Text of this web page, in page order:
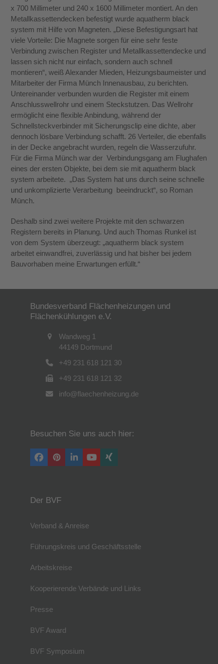
x 700 Millimeter und 240 x 1600 Millimeter montiert. An den
Metallkassettendecken befestigt wurde aquatherm black
system mit Hilfe von Magneten. „Diese Befestigungsart hat
viele Vorteile: Die Magnete sorgen für eine sehr feste
Verbindung zwischen Register und Metallkassettendecke und
lassen sich nicht nur einfach, sondern auch schnell
montieren“, weiß Alexander Mieden, Heizungsbaumeister und
Mitarbeiter der Firma Münch Innenausbau, zu berichten.
Untereinander verbunden wurden die Register mit einem
Anschlusswellrohr und einem Steckstutzen. Das Wellrohr
ermöglicht eine flexible Anbindung, während der
Schnellsteckverbinder mit Siche­rungsclip eine dichte, aber
dennoch lösbare Verbin­dung schafft. 26 Verteiler, die ebenfalls
in der De­cke angebracht wurden, regeln die Wasserzufuhr.
Für die Firma Münch war der Verbindungsgang am Flughafen
eines der ersten Objekte, bei dem sie mit aquatherm black
system arbeitete. „Das System hat uns durch seine schnelle
und unkomplizierte Verarbeitung beeindruckt“, so Roman
Münch.
Deshalb sind zwei weitere Projekte mit den schwarzen
Registern bereits in Planung. Und auch Thomas Runkel ist
von dem System über­zeugt: „aquatherm black system
arbeitet einwandfrei, zuverlässig und hat bisher bei jedem
Bauvorhaben meine Erwartungen erfüllt.“
Bundesverband Flächenheizungen und
Flächenkühlungen e.V.
Wandweg 1
44149 Dortmund
+49 231 618 121 30
+49 231 618 121 32
info@flaechenheizung.de
Besuchen Sie uns auch hier:
Facebook
PinterestLinkedInYouTube
Xing
Der BVF
Verband & Anreise
Führungskreis und Geschäftsstelle
Arbeitskreise
Kooperierende Verbände und Links
Presse
BVF Award
BVF Symposium